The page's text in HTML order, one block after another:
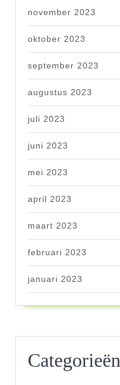
november 2023
oktober 2023
september 2023
augustus 2023
juli 2023
juni 2023
mei 2023
april 2023
maart 2023
februari 2023
januari 2023
Categorieën